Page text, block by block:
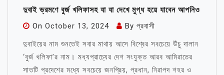
দুবাই ভ্রমণে বুর্জ খলিফাসহ যা যা দেখে মুগ্ধ হয়ে যাবেন আপনিও
On October 13, 2024 By প্রবাসী
দুবাইয়ের নাম শুনতেই সবার মাথায় আসে বিশ্বের সবচেয়ে উঁচু দালান
‘বুর্জ খলিফা’র নাম। মধ্যপ্রাচ্যের দেশ সংযুক্ত আরব আমিরাতের
সাতটি প্রদেশের মধ্যে সবচেয়ে জনপ্রিয়, প্রধান, নিরাপদ শহর ও